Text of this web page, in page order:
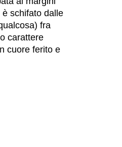
schifato dalle
fra
carattere
cuore ferito e